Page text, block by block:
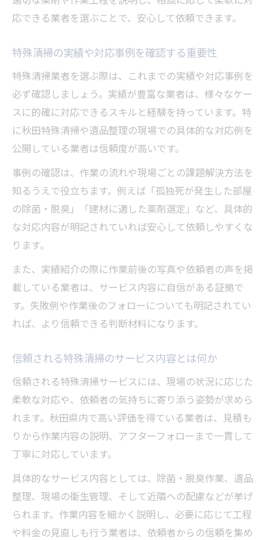
応できる業者を選ぶことで、安心して依頼できます。
特殊清掃の実績や対応事例を確認する重要性
特殊清掃業者を選ぶ際は、これまでの実績や対応事例を
必ず確認しましょう。実績が豊富な業者は、様々なケー
スに的確に対応できるスキルと経験を持っています。特
に秋田特殊清掃や遺品整理の現場での具体的な対応例を
公開している業者は信頼度が高いです。
事例の確認は、作業の流れや現場ごとの課題解決方法を
知るうえで役立ちます。例えば「孤独死が発生した部屋
の除菌・脱臭」「建材に適した薬剤選定」など、具体的
な対応内容が明記されていれば安心して依頼しやすくな
ります。
また、実績紹介の際に作業前後の写真や依頼者の声を掲
載している業者は、サービス内容に自信がある証拠で
す。失敗例や作業後のフォローについても明記されてい
れば、より信頼できる判断材料になります。
信頼される特殊清掃のサービス内容とは何か
信頼される特殊清掃サービスには、現場の状況に応じた
柔軟な対応や、依頼者の気持ちに寄り添う姿勢が求めら
れます。秋田県内で高い評価を得ている業者は、見積も
りから作業内容の説明、アフターフォローまで一貫して
丁寧に対応しています。
具体的なサービス内容としては、除菌・脱臭作業、遺品
整理、現場の衛生管理、そして近隣への配慮などが挙げ
られます。作業内容を細かく説明し、必要に応じて工程
や料金の見直しも行う業者は、依頼者からの信頼を集め